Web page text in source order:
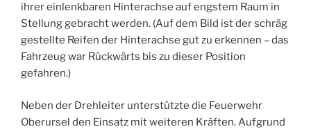
ihrer einlenkbaren Hinterachse auf engstem Raum in
Stellung gebracht werden. (Auf dem Bild ist der schräg
gestellte Reifen der Hinterachse gut zu erkennen – das
Fahrzeug war Rückwärts bis zu dieser Position
gefahren.)
Neben der Drehleiter unterstützte die Feuerwehr
Oberursel den Einsatz mit weiteren Kräften. Aufgrund